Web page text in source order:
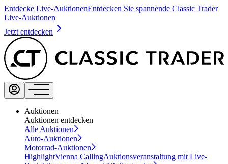
Entdecke Live-AuktionenEntdecken Sie spannende Classic Trader
Live-Auktionen
Jetzt entdecken
Auktionen
Auktionen entdecken
Alle Auktionen
Auto-Auktionen
Motorrad-Auktionen
HighlightVienna CallingAuktionsveranstaltung mit Live-